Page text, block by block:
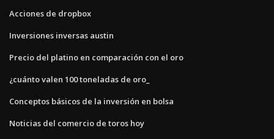
Acciones de dropbox
Inversiones inversas austin
Precio del platino en comparación con el oro
¿cuánto valen 100 toneladas de oro_
Conceptos básicos de la inversión en bolsa
Noticias del comercio de toros hoy